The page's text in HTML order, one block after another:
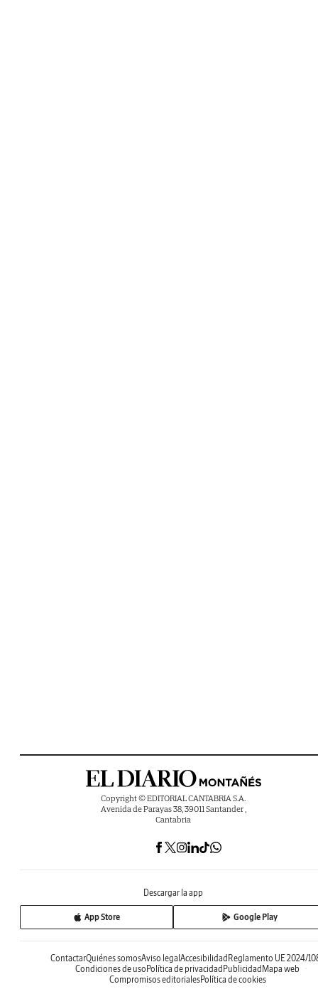
Copyright © EDITORIAL CANTABRIA S.A.
Avenida de Parayas 38, 39011 Santander ,
Cantabria
Descargar la app
App Store Google Play
ContactarQuiénes somosAviso legalAccesibilidadReglamento UE 2024/
Condiciones de usoPolítica de privacidadPublicidadMapa web
Compromisos editorialesPolítica de cookies